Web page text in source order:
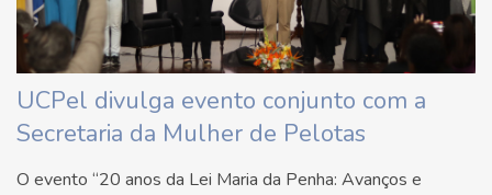
UCPel divulga evento conjunto com a
Secretaria da Mulher de Pelotas
O evento “20 anos da Lei Maria da Penha: Avanços e